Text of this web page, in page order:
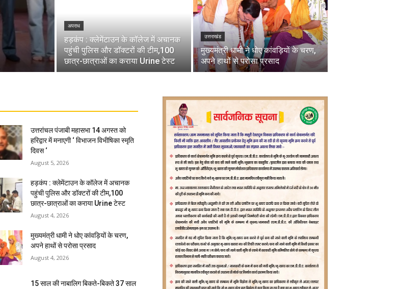
अपराध
हड़कंप : क्लेमेंटाउन के कॉलेज में अचानक
पहुंची पुलिस और डॉक्टरों की टीम,100
छात्र-छात्राओं का कराया Urine टेस्ट
उत्तराखंड
मुख्यमंत्री धामी ने धोए कांवड़ियों के चरण,
अपने हाथों से परोसा प्रसाद
उत्तरांचल पंजाबी महासभा 14 अगस्त को
हरिद्वार में मनाएगी ‘ विभाजन विभीषिका स्मृति
दिवस ‘
August 5, 2026
हड़कंप : क्लेमेंटाउन के कॉलेज में अचानक
पहुंची पुलिस और डॉक्टरों की टीम,100
छात्र-छात्राओं का कराया Urine टेस्ट
August 4, 2026
मुख्यमंत्री धामी ने धोए कांवड़ियों के चरण,
अपने हाथों से परोसा प्रसाद
August 4, 2026
15 साल की नाबालिग बिकते-बिकते 37 साल